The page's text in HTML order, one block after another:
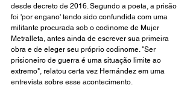
desde decreto de 2016. Segundo a poeta, a prisão
foi 'por engano' tendo sido confundida com uma
militante procurada sob o codinome de Mujer
Metralleta, antes ainda de escrever sua primeira
obra e de eleger seu próprio codinome. "Ser
prisioneiro de guerra é uma situação limite ao
extremo", relatou certa vez Hernández em uma
entrevista sobre esse acontecimento.